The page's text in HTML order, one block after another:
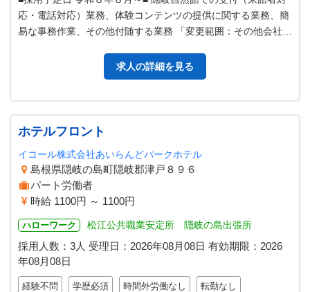
応・電話対応）業務、体験コンテンツの提供に関する業務、簡
易な事務作業、その他付随する業務 「変更範囲：その他会社が
求人の詳細を見る
ホテルフロント
イコール株式会社あいらんどパークホテル
島根県隠岐の島町隠岐郡津戸８９６
パート労働者
時給 1100円 ～ 1100円
ハローワーク 松江公共職業安定所 隠岐の島出張所
採用人数：3人 受理日： 2026年08月08日 有効期限： 2026
年08月08日
経験不問 学歴必須 時間外労働なし 転勤なし